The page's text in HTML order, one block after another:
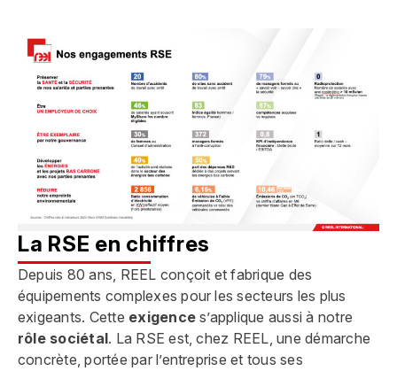
La RSE en chiffres
Depuis 80 ans, REEL conçoit et fabrique des
équipements complexes pour les secteurs les plus
exigeants. Cette exigence s’applique aussi à notre
rôle sociétal. La RSE est, chez REEL, une démarche
concrète, portée par l’entreprise et tous ses